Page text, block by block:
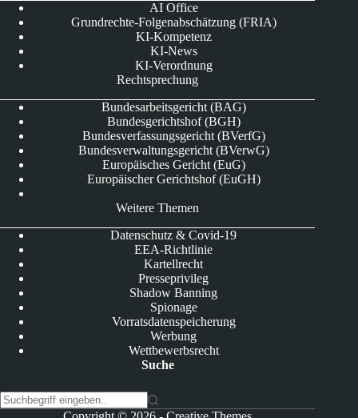
AI Office
Grundrechte-Folgenabschätzung (FRIA)
KI-Kompetenz
KI-News
KI-Verordnung
Rechtsprechung
Bundesarbeitsgericht (BAG)
Bundesgerichtshof (BGH)
Bundesverfassungsgericht (BVerfG)
Bundesverwaltungsgericht (BVerwG)
Europäisches Gericht (EuG)
Europäischer Gerichtshof (EuGH)
Weitere Themen
Datenschutz & Covid-19
EEA-Richtlinie
Kartellrecht
Presseprivileg
Shadow Banning
Spionage
Vorratsdatenspeicherung
Werbung
Wettbewerbsrecht
Suche